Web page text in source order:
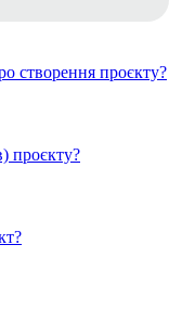
створення проєкту?
проєкту?